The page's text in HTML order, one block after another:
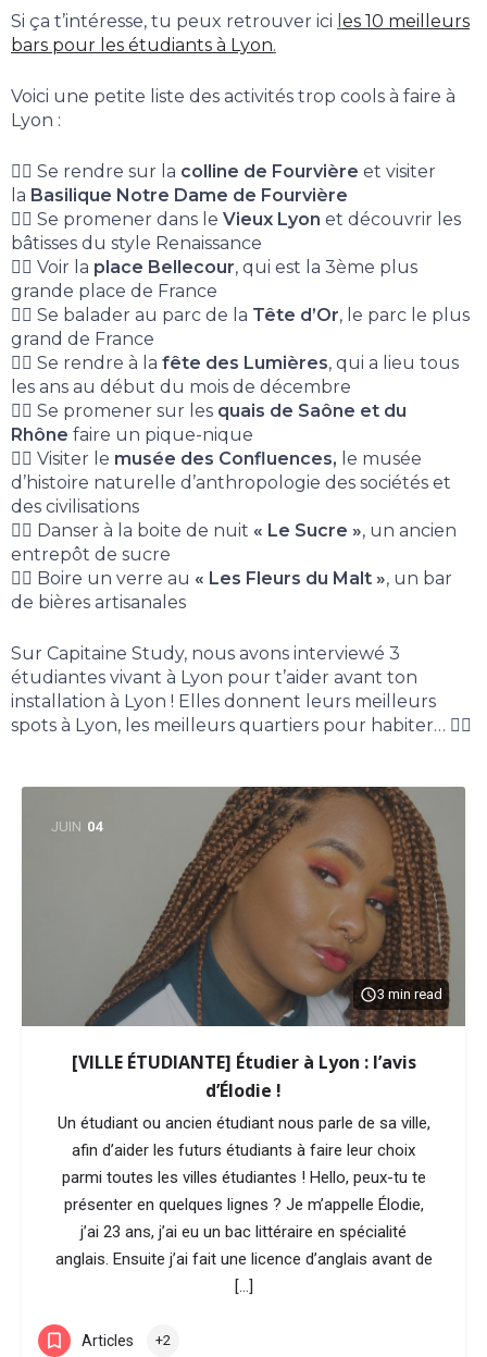
Si ça t’intéresse, tu peux retrouver ici es 10 meilleurs
bars pour les étudiants à Lyon.
Voici une petite liste des activités trop cools à faire à
Lyon :
👉🏻 Se rendre sur la colline de Fourvière et visiter
la Basilique Notre Dame de Fourvière
👉🏻 Se promener dans le Vieux Lyon et découvrir les
bâtisses du style Renaissance
👉🏻 Voir la place Bellecour, qui est la 3ème plus
grande place de France
👉🏻 Se balader au parc de la Tête d’Or, le parc le plus
grand de France
👉🏻 Se rendre à la fête des Lumières, qui a lieu tous
les ans au début du mois de décembre
👉🏻 Se promener sur les quais de Saône et du
Rhône faire un pique-nique
👉🏻 Visiter le musée des Confluences, le musée
d’histoire naturelle d’anthropologie des sociétés et
des civilisations
👉🏻 Danser à la boite de nuit « Le Sucre », un ancien
entrepôt de sucre
👉🏻 Boire un verre au « Les Fleurs du Malt », un bar
de bières artisanales
Sur Capitaine Study, nous avons interviewé 3
étudiantes vivant à Lyon pour t’aider avant ton
installation à Lyon ! Elles donnent leurs meilleurs
spots à Lyon, les meilleurs quartiers pour habiter… 👇🏻
JUIN 04
3 min read
[VILLE ÉTUDIANTE] Étudier à Lyon : l’avis
d’Élodie !
Un étudiant ou ancien étudiant nous parle de sa ville,
afin d’aider les futurs étudiants à faire leur choix
parmi toutes les villes étudiantes ! Hello, peux-tu te
présenter en quelques lignes ? Je m’appelle Élodie,
j’ai 23 ans, j’ai eu un bac littéraire en spécialité
anglais. Ensuite j’ai fait une licence d’anglais avant de
[…]
Articles +2